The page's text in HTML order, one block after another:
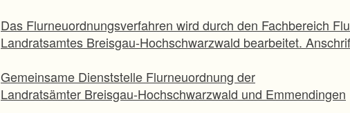
Das Flurneuordnungsverfahren wird durch den Fachbereich
Landratsamtes Breisgau-Hochschwarzwald bearbeitet.
Gemeinsame Dienststelle Flurneuordnung der
Landratsämter Breisgau-Hochschwarzwald und Emmendingen